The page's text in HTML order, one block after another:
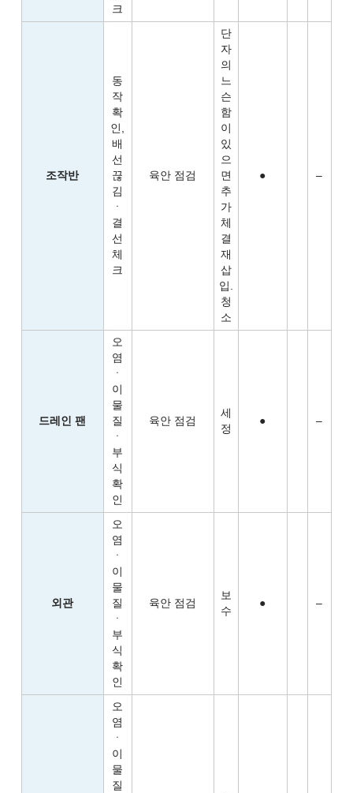
크
조작반
동
작
확
인,
배
선
끊
김
ㆍ
결
선
체
크
육안 점검
단
자
의
느
슨
함
이
있
으
면
추
가
체
결
재
삽
입.
청
소
● –
드레인 팬
오
염
ㆍ
이
물
질
ㆍ
부
식
확
인
육안 점검
세
정
● –
외관
오
염
ㆍ
이
물
질
ㆍ
부
식
확
인
육안 점검
보
수
● –
오
염
ㆍ
이
물
질